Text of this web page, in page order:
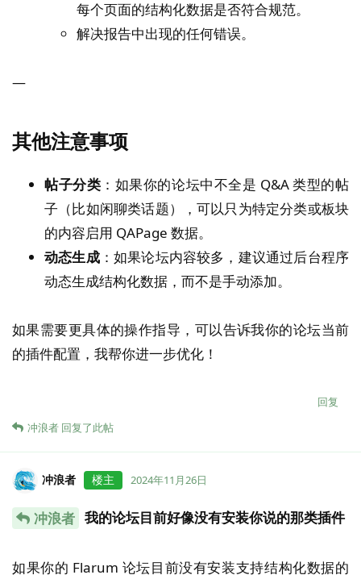
每个页面的结构化数据是否符合规范。
解决报告中出现的任何错误。
—
其他注意事项
帖子分类 ：如果你的论坛中不全是 Q&A 类型的帖
子（比如闲聊类话题），可以只为特定分类或板块
的内容启用 QAPage 数据。
动态生成：如果论坛内容较多，建议通过后台程序
动态生成结构化数据，而不是手动添加。
如果需要更具体的操作指导，可以告诉我你的论坛当前
的插件配置，我帮你进一步优化！
回复
冲浪者 回复了此帖
冲浪者 楼主 2024年11月26日
冲浪者 我的论坛目前好像没有安装你说的那类插件
如果你的 Flarum 论坛目前没有安装支持结构化数据的